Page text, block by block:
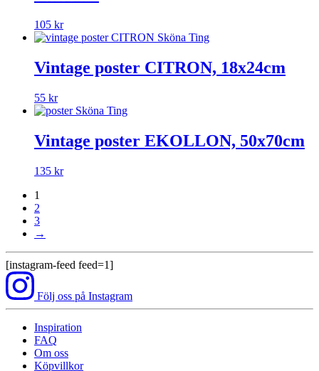
105 kr
Vintage poster CITRON, 18x24cm
55 kr
Vintage poster EKOLLON, 50x70cm
135 kr
1
2
3
→
[instagram-feed feed=1]
Följ oss på Instagram
Inspiration
FAQ
Om oss
Köpvillkor